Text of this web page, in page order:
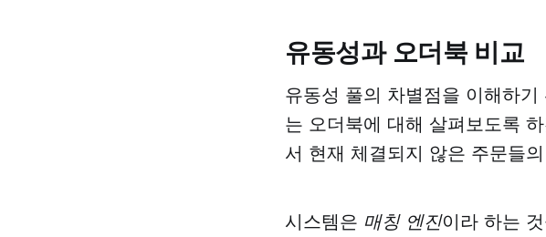
유동성과 오더북 비교
유동성 풀의 차별점을 이해하
는 오더북에 대해 살펴보도록
서 현재 체결되지 않은 주문들
시스템은 매칭 엔진이라 하는